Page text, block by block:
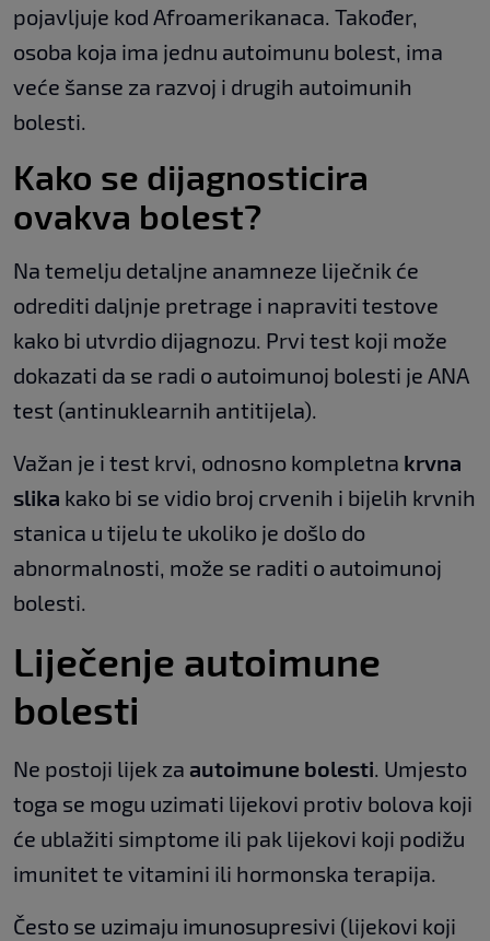
pojavljuje kod Afroamerikanaca. Također,
osoba koja ima jednu autoimunu bolest, ima
veće šanse za razvoj i drugih autoimunih
bolesti.
Kako se dijagnosticira
ovakva bolest?
Na temelju detaljne anamneze liječnik će
odrediti daljnje pretrage i napraviti testove
kako bi utvrdio dijagnozu. Prvi test koji može
dokazati da se radi o autoimunoj bolesti je ANA
test (antinuklearnih antitijela).
Važan je i test krvi, odnosno kompletna krvna
slika kako bi se vidio broj crvenih i bijelih krvnih
stanica u tijelu te ukoliko je došlo do
abnormalnosti, može se raditi o autoimunoj
bolesti.
Liječenje autoimune
bolesti
Ne postoji lijek za autoimune bolesti. Umjesto
toga se mogu uzimati lijekovi protiv bolova koji
će ublažiti simptome ili pak lijekovi koji podižu
imunitet te vitamini ili hormonska terapija.
Često se uzimaju imunosupresivi (lijekovi koji